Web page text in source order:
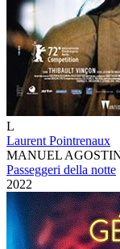
L
Laurent Pointrenaux
MANUEL
Passeggeri della notte
2022